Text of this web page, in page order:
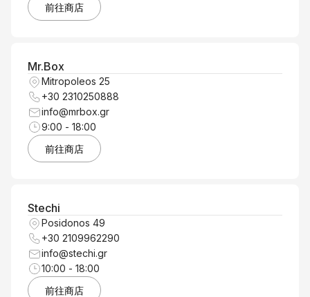
前往商店
Mr.Box
Mitropoleos 25
+30 2310250888
info@mrbox.gr
9:00 - 18:00
前往商店
Stechi
Posidonos 49
+30 2109962290
info@stechi.gr
10:00 - 18:00
前往商店